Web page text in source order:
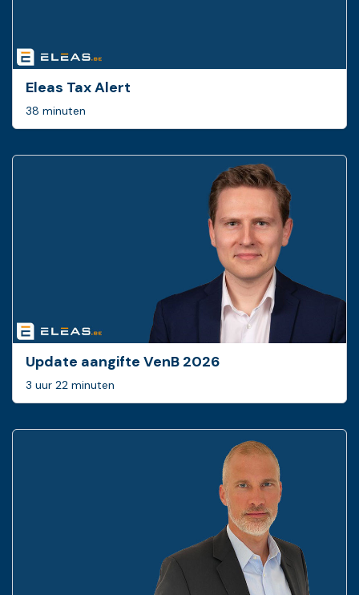
Eleas Tax Alert
38 minuten
Update aangifte VenB 2026
3 uur 22 minuten